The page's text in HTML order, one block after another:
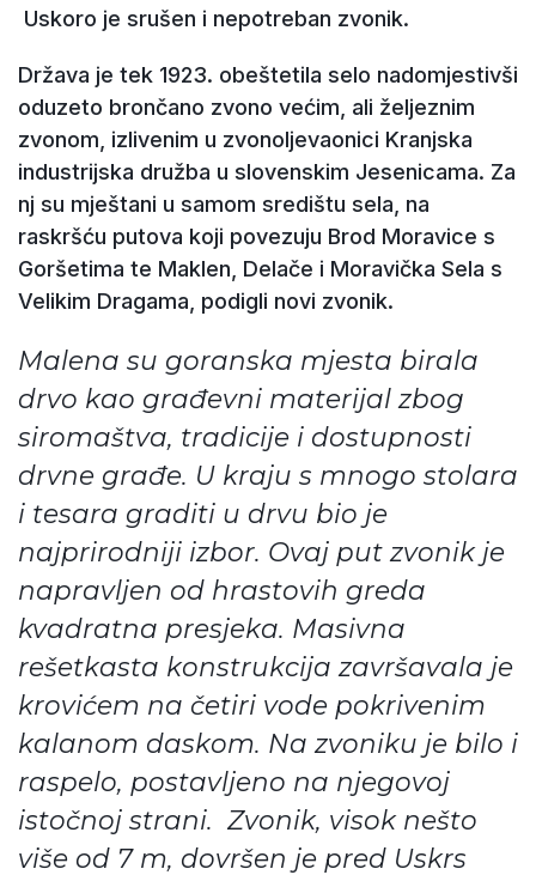
Uskoro je srušen i nepotreban zvonik.
Država je tek 1923. obeštetila selo nadomjestivši
oduzeto brončano zvono većim, ali željeznim
zvonom, izlivenim u zvonoljevaonici Kranjska
industrijska družba u slovenskim Jesenicama. Za
nj su mještani u samom središtu sela, na
raskršću putova koji povezuju Brod Moravice s
Goršetima te Maklen, Delače i Moravička Sela s
Velikim Dragama, podigli novi zvonik.
Malena su goranska mjesta birala
drvo kao građevni materijal zbog
siromaštva, tradicije i dostupnosti
drvne građe. U kraju s mnogo stolara
i tesara graditi u drvu bio je
najprirodniji izbor. Ovaj put zvonik je
napravljen od hrastovih greda
kvadratna presjeka. Masivna
rešetkasta konstrukcija završavala je
krovićem na četiri vode pokrivenim
kalanom daskom. Na zvoniku je bilo i
raspelo, postavljeno na njegovoj
istočnoj strani. Zvonik, visok nešto
više od 7 m, dovršen je pred Uskrs